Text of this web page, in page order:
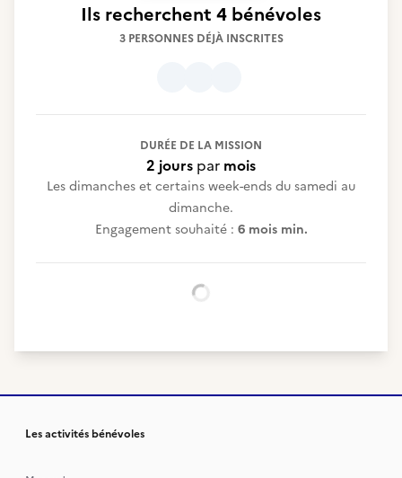
Ils recherchent 4 bénévoles
3 PERSONNES DÉJÀ INSCRITES
DURÉE DE LA MISSION
2 jours par mois
Les dimanches et certains week-ends du samedi au
dimanche.
Engagement souhaité : 6 mois min.
Les activités bénévoles